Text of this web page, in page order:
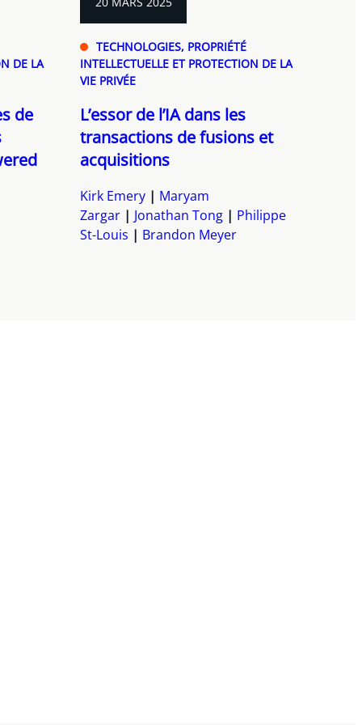
DE LA
de
TECHNOLOGIES, PROPRIÉTÉ
INTELLECTUELLE ET PROTECTION DE LA
VIE PRIVÉE
L’essor de l’IA dans les
transactions de fusions et
acquisitions
Kirk Emery
Maryam
Zargar
Jonathan Tong
Philippe
St-Louis
Brandon Meyer